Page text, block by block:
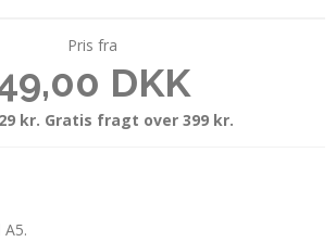
Pris fra
DKK
kr. Gratis fragt over 399 kr.